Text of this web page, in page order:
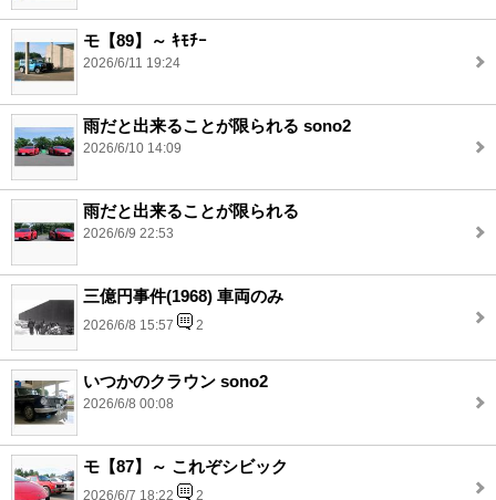
モ【89】～ ｷﾓﾁｰ
2026/6/11 19:24
雨だと出来ることが限られる sono2
2026/6/10 14:09
雨だと出来ることが限られる
2026/6/9 22:53
三億円事件(1968) 車両のみ
2026/6/8 15:57 2
いつかのクラウン sono2
2026/6/8 00:08
モ【87】～ これぞシビック
2026/6/7 18:22 2